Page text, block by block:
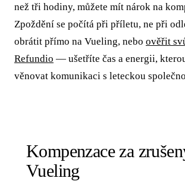
než tři hodiny, můžete mít nárok na
Zpoždění se počítá při příletu, ne při
obrátit přímo na Vueling, nebo ověřit
Refundio — ušetříte čas a energii,
věnovat komunikaci s leteckou
Kompenzace za
Vueling